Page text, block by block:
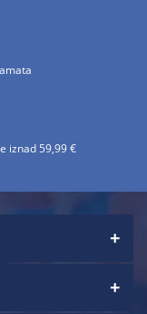
iznad 59,99 €